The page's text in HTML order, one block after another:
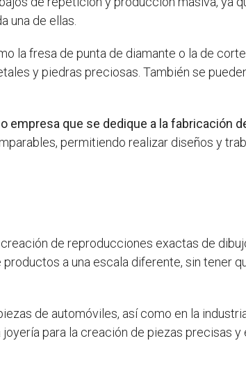
una de ellas.
la fresa de punta de diamante o la de
y piedras preciosas. También se
empresa que se dedique a la fabricación
permitiendo realizar diseños y
de reproducciones exactas de
a una escala diferente, sin tener
de automóviles, así como en la
para la creación de piezas precisas y